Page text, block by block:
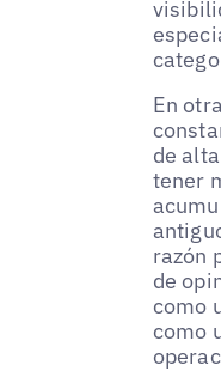
En
de
tener
razón
de
como
como